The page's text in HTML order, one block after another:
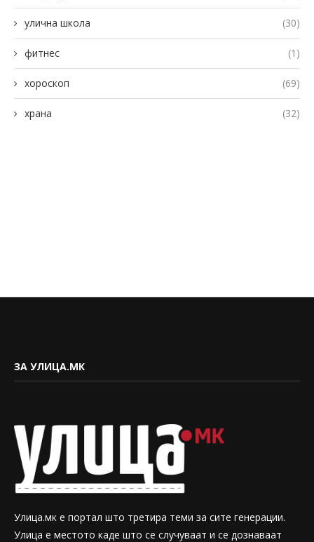
улична школа (30)
фитнес (1)
хороскоп (69)
храна (32)
ЗА УЛИЦА.МК
Улица.мк е портал што третира теми за сите генерации.
Улица е местото каде што се случуваат и се дознаваат